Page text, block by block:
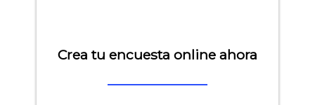
Crea tu encuesta online ahora